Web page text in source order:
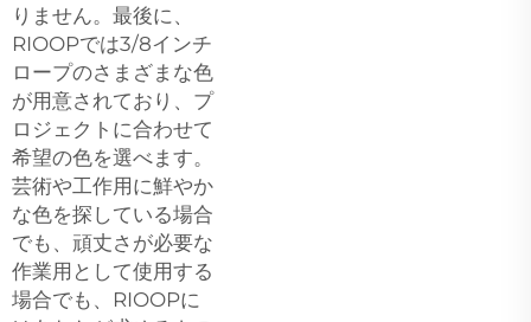
りません。最後に、
RIOOPでは3/8インチ
ロープのさまざまな色
が用意されており、プ
ロジェクトに合わせて
希望の色を選べます。
芸術や工作用に鮮やか
な色を探している場合
でも、頑丈さが必要な
作業用として使用する
場合でも、RIOOPに